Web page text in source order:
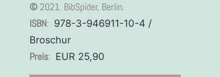
© 2021. BibSpider, Berlin.
ISBN: 978-3-946911-10-4 /
Broschur
Preis: EUR 25,90